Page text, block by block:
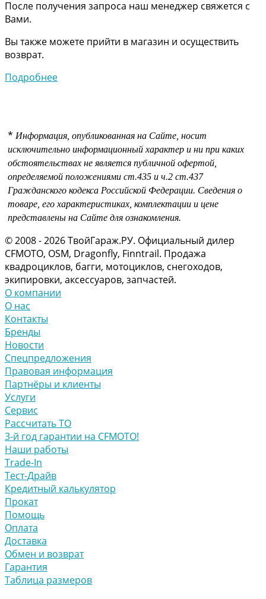
После получения запроса наш менеджер свяжется с
Вами.
Вы также можете прийти в магазин и осуществить
возврат.
Подробнее
* Информация, опубликованная на Сайте, носит
исключительно информационный характер и ни при каких
обстоятельствах не является публичной офертой,
определяемой положениями ст.435 и ч.2 ст.437
Гражданского кодекса Российской Федерации. Сведения о
товаре, его характеристиках, комплектации и цене
представлены на Сайте для ознакомления.
© 2008 - 2026 ТвойГараж.РУ. Официальный дилер
CFMOTO, OSM, Dragonfly, Finntrail. Продажа
квадроциклов, багги, мотоциклов, снегоходов,
экипировки, аксессуаров, запчастей.
О компании
О нас
Контакты
Бренды
Новости
Спецпредложения
Правовая информация
Партнёры и клиенты
Услуги
Сервис
Рассчитать ТО
3-й год гарантии на CFMOTO!
Наши работы
Trade-In
Тест-Драйв
Кредитный калькулятор
Прокат
Помощь
Оплата
Доставка
Обмен и возврат
Гарантия
Таблица размеров